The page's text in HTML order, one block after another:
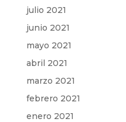
julio 2021
junio 2021
mayo 2021
abril 2021
marzo 2021
febrero 2021
enero 2021